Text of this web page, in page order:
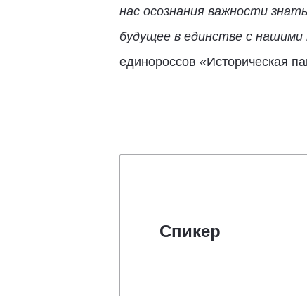
нас осознания важности
будущее в единстве с нашими
единороссов «Историческая
Спикер